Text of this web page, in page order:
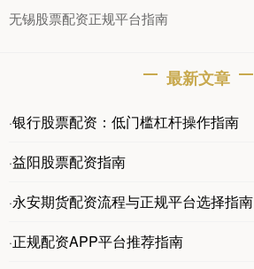
无锡股票配资正规平台指南
最新文章
·银行股票配资：低门槛杠杆操作指南
·益阳股票配资指南
·永安期货配资流程与正规平台选择指南
·正规配资APP平台推荐指南